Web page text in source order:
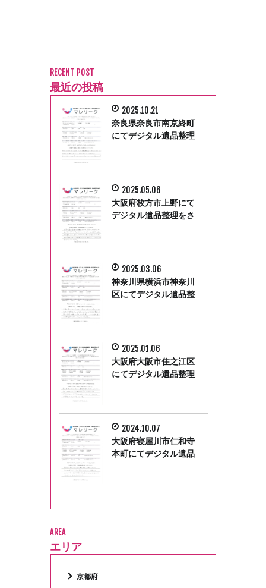
RECENT POST
最近の投稿
2025.10.21
奈良県奈良市南京終町
にてデジタル遺品整理
2025.05.06
大阪府枚方市上野にて
デジタル遺品整理をさ
2025.03.06
神奈川県横浜市神奈川
区にてデジタル遺品整
2025.01.06
大阪府大阪市住之江区
にてデジタル遺品整理
2024.10.07
大阪府寝屋川市仁和寺
本町にてデジタル遺品
AREA
エリア
京都府